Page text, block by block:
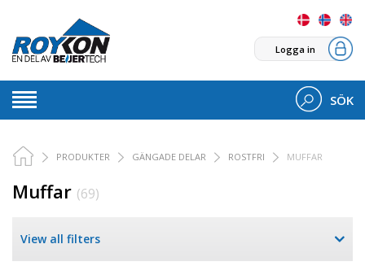
Logga in
SÖK
PRODUKTER GÄNGADE DELAR ROSTFRI MUFFAR
Muffar (69)
View all filters